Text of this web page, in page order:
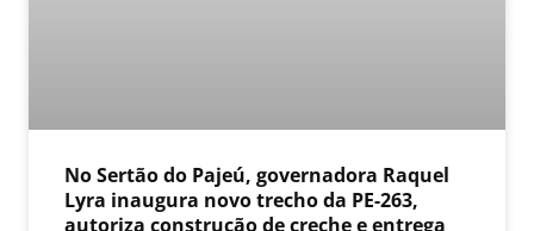
No Sertão do Pajeú, governadora Raquel
Lyra inaugura novo trecho da PE-263,
autoriza construção de creche e entrega